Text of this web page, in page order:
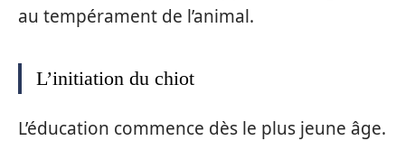
au tempérament de l’animal.
L’initiation du chiot
L’éducation commence dès le plus jeune âge.